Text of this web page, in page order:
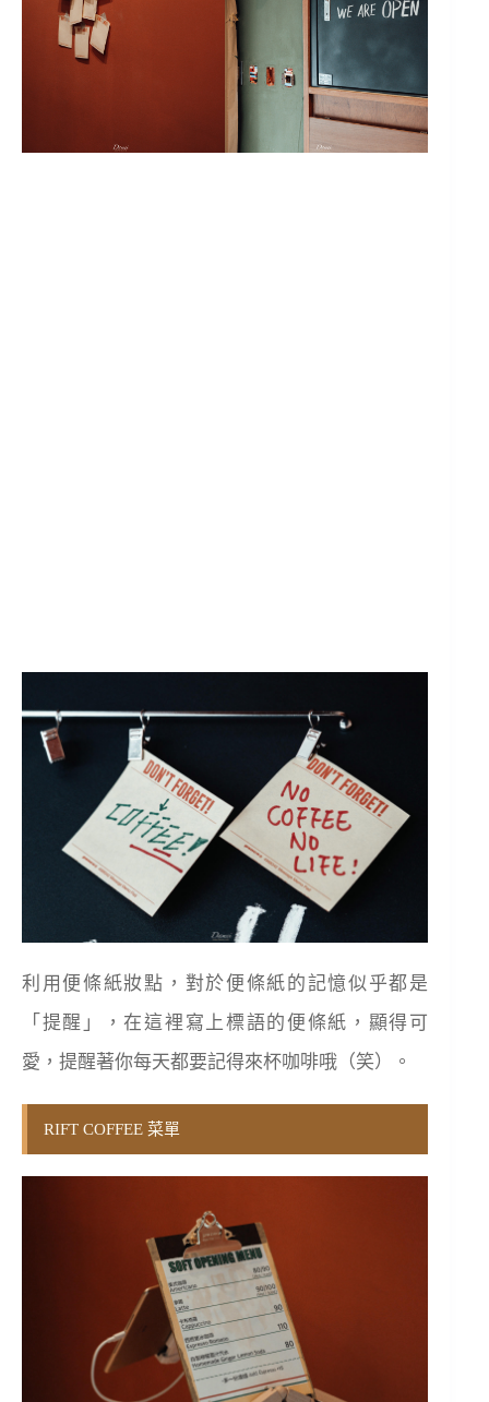
利用便條紙妝點，對於便條紙的記憶似乎都是
「提醒」，在這裡寫上標語的便條紙，顯得可
愛，提醒著你每天都要記得來杯咖啡哦（笑）。
RIFT COFFEE 菜單